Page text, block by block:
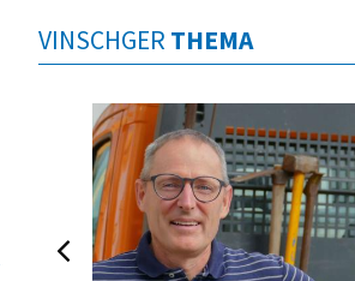
VINSCHGER THEMA